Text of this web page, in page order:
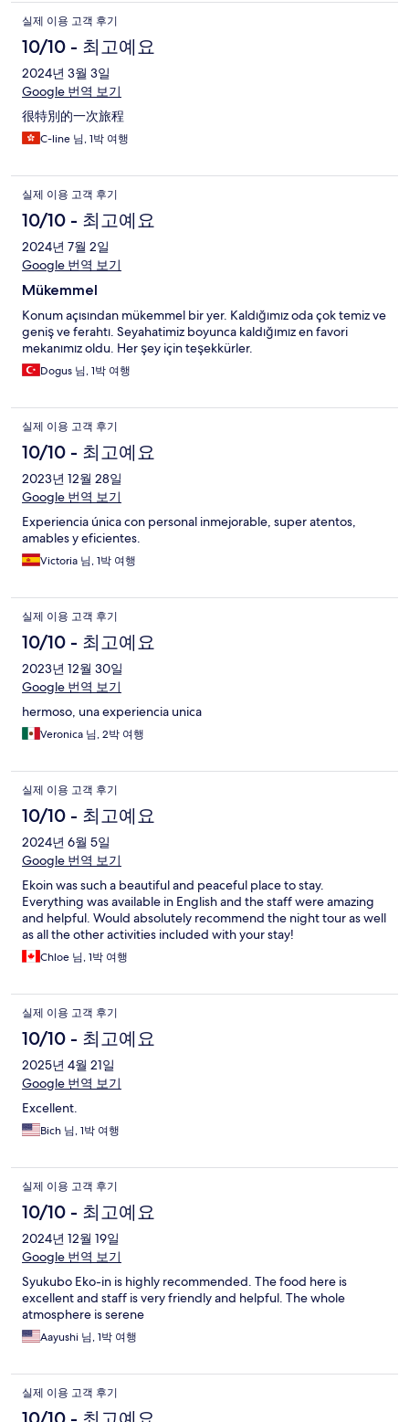
실제 이용 고객 후기
10/10 - 최고예요
2024년 3월 3일
Google 번역 보기
很特別的一次旅程
C-line 님, 1박 여행
실제 이용 고객 후기
10/10 - 최고예요
2024년 7월 2일
Google 번역 보기
Mükemmel
Konum açısından mükemmel bir yer. Kaldığımız oda çok temiz ve
geniş ve ferahtı. Seyahatimiz boyunca kaldığımız en favori
mekanımız oldu. Her şey için teşekkürler.
Dogus 님, 1박 여행
실제 이용 고객 후기
10/10 - 최고예요
2023년 12월 28일
Google 번역 보기
Experiencia única con personal inmejorable, super atentos,
amables y eficientes.
Victoria 님, 1박 여행
실제 이용 고객 후기
10/10 - 최고예요
2023년 12월 30일
Google 번역 보기
hermoso, una experiencia unica
Veronica 님, 2박 여행
실제 이용 고객 후기
10/10 - 최고예요
2024년 6월 5일
Google 번역 보기
Ekoin was such a beautiful and peaceful place to stay.
Everything was available in English and the staff were amazing
and helpful. Would absolutely recommend the night tour as well
as all the other activities included with your stay!
Chloe 님, 1박 여행
실제 이용 고객 후기
10/10 - 최고예요
2025년 4월 21일
Google 번역 보기
Excellent.
Bich 님, 1박 여행
실제 이용 고객 후기
10/10 - 최고예요
2024년 12월 19일
Google 번역 보기
Syukubo Eko-in is highly recommended. The food here is
excellent and staff is very friendly and helpful. The whole
atmosphere is serene
Aayushi 님, 1박 여행
실제 이용 고객 후기